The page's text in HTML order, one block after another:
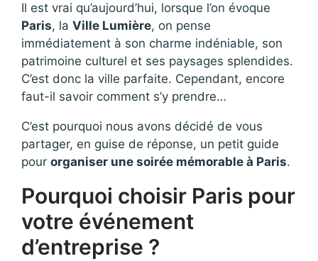
Il est vrai qu’aujourd’hui, lorsque l’on évoque
Paris, la Ville Lumière, on pense
immédiatement à son charme indéniable, son
patrimoine culturel et ses paysages splendides.
C’est donc la ville parfaite. Cependant, encore
faut-il savoir comment s’y prendre…
C’est pourquoi nous avons décidé de vous
partager, en guise de réponse, un petit guide
pour organiser une soirée mémorable à Paris.
Pourquoi choisir Paris pour
votre événement
d’entreprise ?